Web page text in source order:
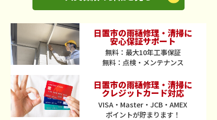
日置市の雨樋修理・清掃に
安心保証サポート
無料：最大10年工事保証
無料：点検・メンテナンス
日置市の雨樋修理・清掃に
クレジットカード対応
VISA・Master・JCB・AMEX
ポイントが貯まります！